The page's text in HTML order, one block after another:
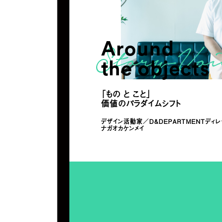
Around
the objects
「もの と こと」
価値のパラダイムシフト
デザイン活動家／D&DEPARTMENTディレ
ナガオカケンメイ